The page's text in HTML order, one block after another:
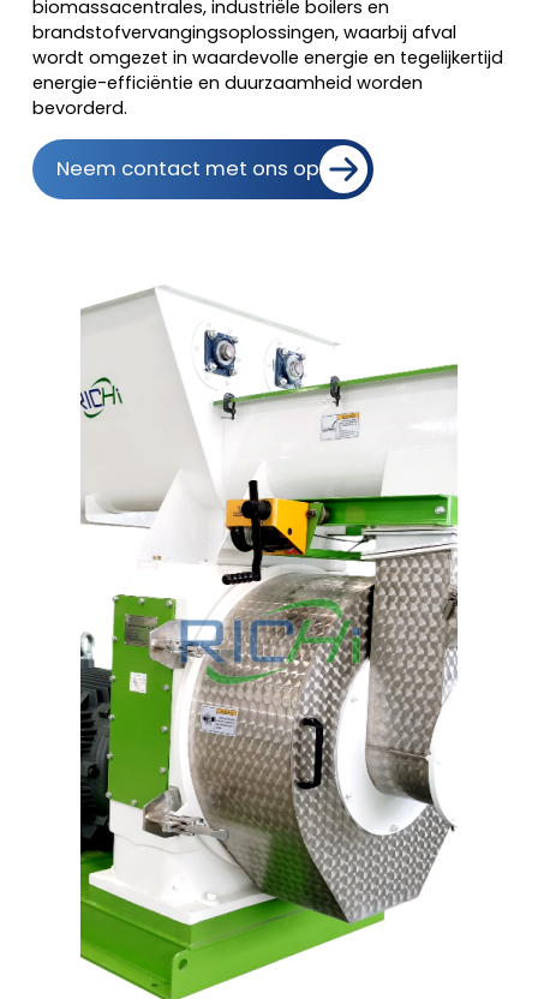
biomassacentrales, industriële boilers en
brandstofvervangingsoplossingen, waarbij afval
wordt omgezet in waardevolle energie en tegelijkertijd
energie-efficiëntie en duurzaamheid worden
bevorderd.
Neem contact met ons op